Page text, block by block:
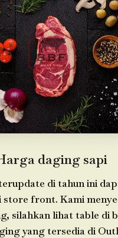
daging sapi
di tahun ini
front. Kami
silahkan lihat table di
yang tersedia di